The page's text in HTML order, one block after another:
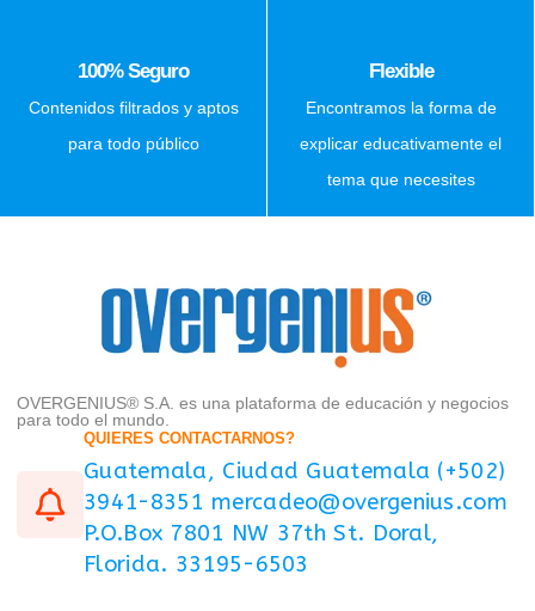
100% Seguro
Contenidos filtrados y aptos
para todo público
Flexible
Encontramos la forma de
explicar educativamente el
tema que necesites
OVERGENIUS® S.A. es una plataforma de educación y negocios
para todo el mundo.
QUIERES CONTACTARNOS?
Guatemala, Ciudad Guatemala (+502)
3941-8351 mercadeo@overgenius.com
P.O.Box 7801 NW 37th St. Doral,
Florida. 33195-6503